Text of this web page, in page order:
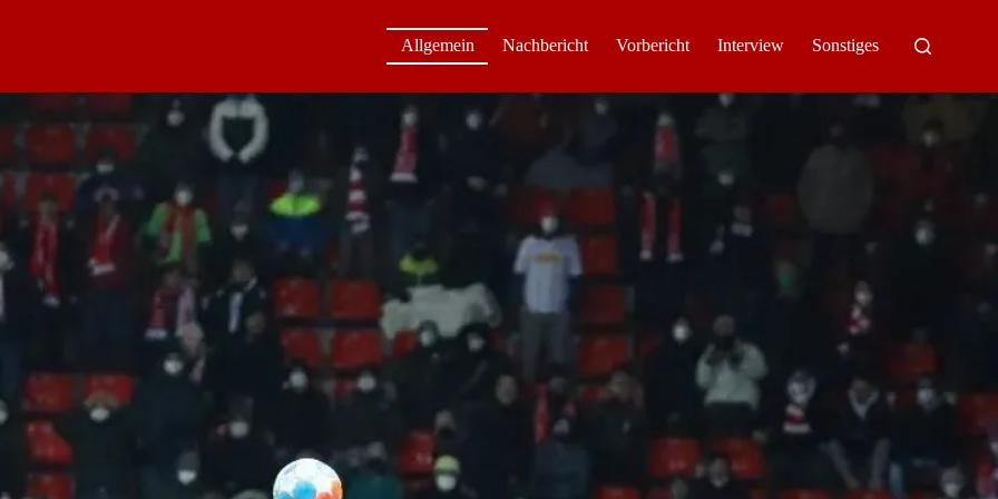
Allgemein Nachbericht Vorbericht Interview Sonstiges